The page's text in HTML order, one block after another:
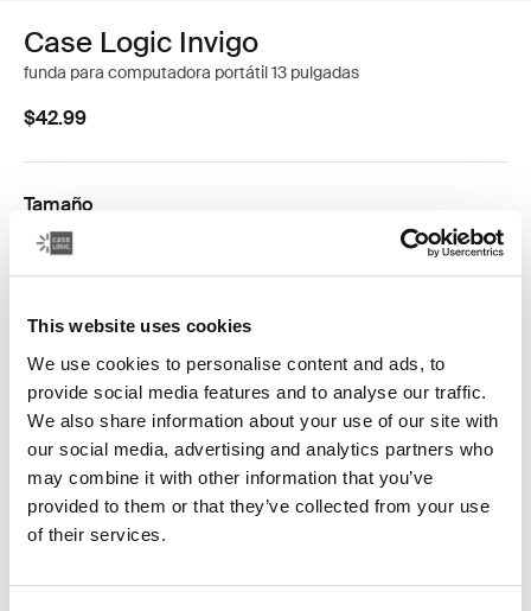
This website uses cookies
We use cookies to personalise content and ads, to
provide social media features and to analyse our traffic.
We also share information about your use of our site with
our social media, advertising and analytics partners who
may combine it with other information that you’ve
provided to them or that they’ve collected from your use
of their services.
Case Logic Invigo
funda para computadora portátil 13 pulgadas
$42.99
Tamaño
15/15,6 pulgadas
La funda para computadora portátil Invigo Eco de